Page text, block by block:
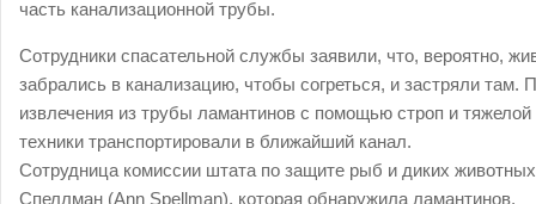
часть канализационной трубы.
Сотрудники спасательной службы заявили, что, вероятно,
забрались в канализацию, чтобы согреться, и застряли там.
извлечения из трубы ламантинов с помощью строп и тяжелой
техники транспортировали в ближайший канал.
Сотрудница комиссии штата по защите рыб и диких
Спеллман (Ann Spellman), которая обнаружила ламантинов,